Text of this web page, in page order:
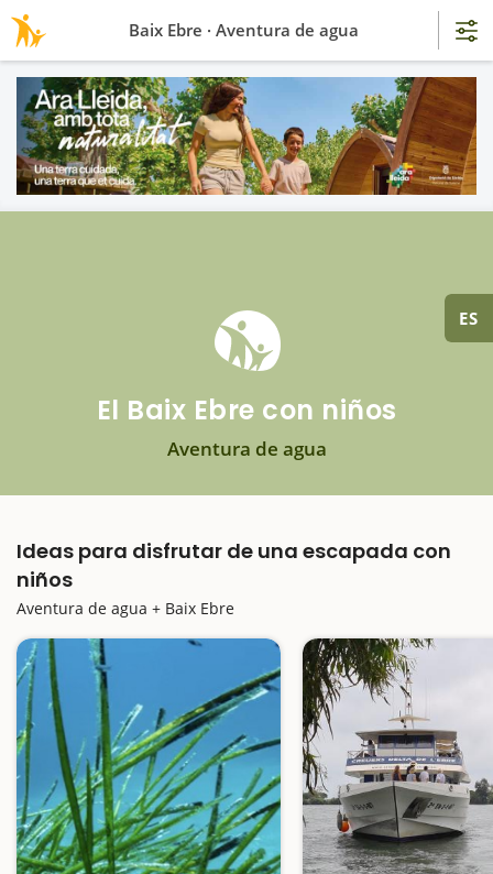
ES
El Baix Ebre con niños
Aventura de agua
Ideas para disfrutar de una escapada con
niños
Aventura de agua + Baix Ebre
Baix Ebre · Aventura de agua